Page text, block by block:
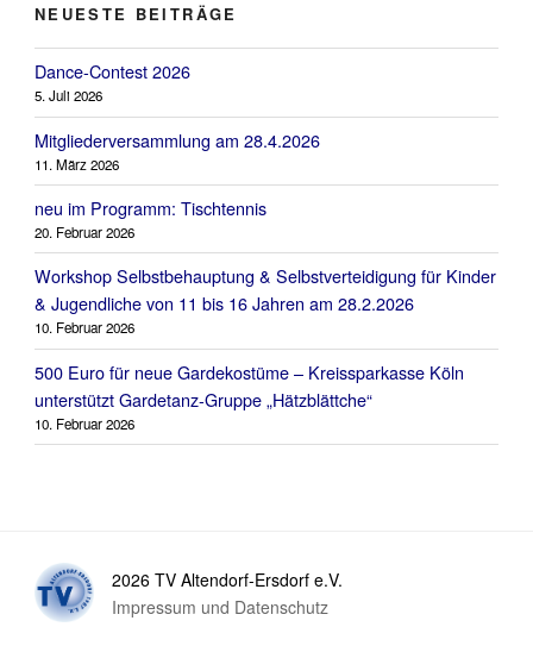
NEUESTE BEITRÄGE
Dance-Contest 2026
5. Juli 2026
Mitgliederversammlung am 28.4.2026
11. März 2026
neu im Programm: Tischtennis
20. Februar 2026
Workshop Selbstbehauptung & Selbstverteidigung für Kinder
& Jugendliche von 11 bis 16 Jahren am 28.2.2026
10. Februar 2026
500 Euro für neue Gardekostüme – Kreissparkasse Köln
unterstützt Gardetanz-Gruppe „Hätzblättche“
10. Februar 2026
2026 TV Altendorf-Ersdorf e.V.
Impressum und Datenschutz